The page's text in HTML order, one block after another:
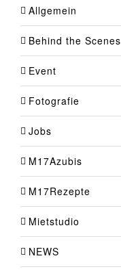
Allgemein
Behind the Scenes
Event
Fotografie
Jobs
M17Azubis
M17Rezepte
Mietstudio
NEWS